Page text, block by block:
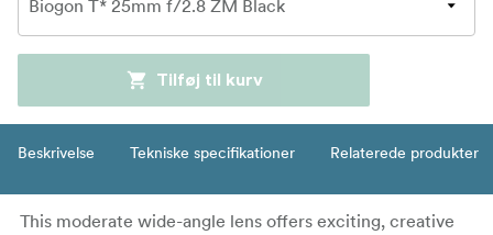
Tilføj til kurv
Beskrivelse Tekniske specifikationer Relaterede produkter
This moderate wide-angle lens offers exciting, creative